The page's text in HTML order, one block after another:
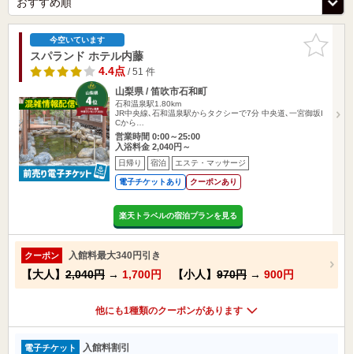
お気に入
りに追加
今空いています
スパランド ホテル内藤
4.4点/ 51 件
山梨県 / 笛吹市石和町
石和温泉駅1.80km
JR中央線､石和温泉駅からタクシーで7分 中央道､一宮御坂I
Cから…
営業時間 0:00～25:00
入浴料金 2,040円～
日帰り 宿泊 エステ・マッサージ
電子チケットあり クーポンあり
楽天トラベルの宿泊プランを見る
クーポン 入館料最大340円引き
【大人】 2,040円 → 1,700円 【小人】 970円 → 900円
他にも1種類のクーポンがあります
電子チケット 入館料割引